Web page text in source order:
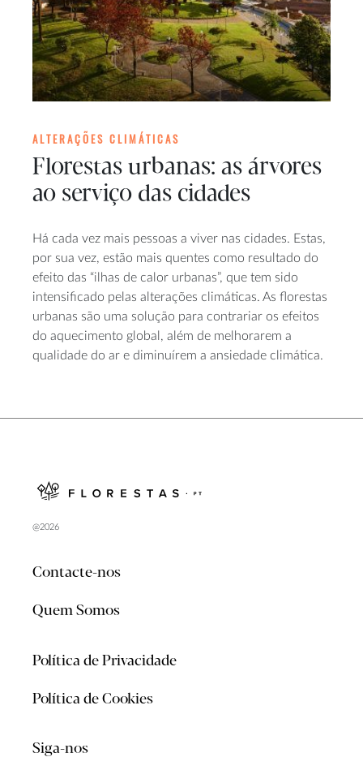
ALTERAÇÕES CLIMÁTICAS
Florestas urbanas: as árvores
ao serviço das cidades
Há cada vez mais pessoas a viver nas cidades. Estas,
por sua vez, estão mais quentes como resultado do
efeito das “ilhas de calor urbanas”, que tem sido
intensificado pelas alterações climáticas. As florestas
urbanas são uma solução para contrariar os efeitos
do aquecimento global, além de melhorarem a
qualidade do ar e diminuírem a ansiedade climática.
@2026
Contacte-nos
Quem Somos
Política de Privacidade
Política de Cookies
Siga-nos